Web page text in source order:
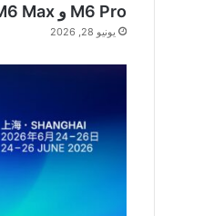
M6 Pro و M6 Max خارج الحسابات
يونيو 28, 2026